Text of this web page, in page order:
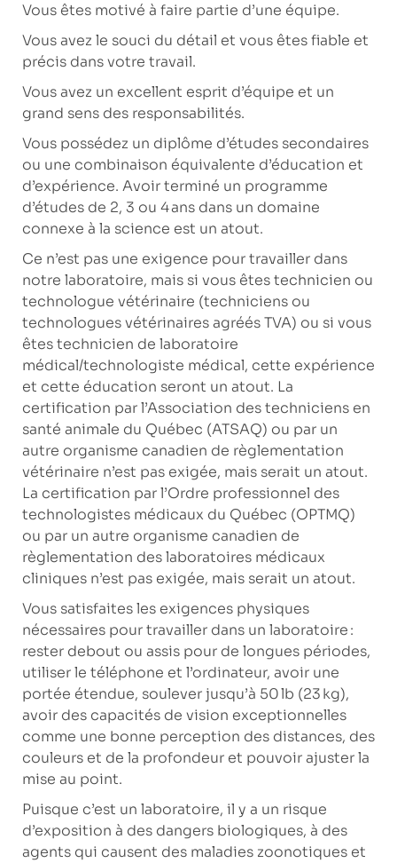
Vous êtes motivé à faire partie d’une équipe.
Vous avez le souci du détail et vous êtes fiable et
précis dans votre travail.
Vous avez un excellent esprit d’équipe et un
grand sens des responsabilités.
Vous possédez un diplôme d’études secondaires
ou une combinaison équivalente d’éducation et
d’expérience. Avoir terminé un programme
d’études de 2, 3 ou 4 ans dans un domaine
connexe à la science est un atout.
Ce n’est pas une exigence pour travailler dans
notre laboratoire, mais si vous êtes technicien ou
technologue vétérinaire (techniciens ou
technologues vétérinaires agréés TVA) ou si vous
êtes technicien de laboratoire
médical/technologiste médical, cette expérience
et cette éducation seront un atout. La
certification par l’Association des techniciens en
santé animale du Québec (ATSAQ) ou par un
autre organisme canadien de règlementation
vétérinaire n’est pas exigée, mais serait un atout.
La certification par l’Ordre professionnel des
technologistes médicaux du Québec (OPTMQ)
ou par un autre organisme canadien de
règlementation des laboratoires médicaux
cliniques n’est pas exigée, mais serait un atout.
Vous satisfaites les exigences physiques
nécessaires pour travailler dans un laboratoire :
rester debout ou assis pour de longues périodes,
utiliser le téléphone et l’ordinateur, avoir une
portée étendue, soulever jusqu’à 50 lb (23 kg),
avoir des capacités de vision exceptionnelles
comme une bonne perception des distances, des
couleurs et de la profondeur et pouvoir ajuster la
mise au point.
Puisque c’est un laboratoire, il y a un risque
d’exposition à des dangers biologiques, à des
agents qui causent des maladies zoonotiques et